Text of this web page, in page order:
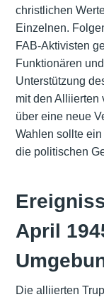
christlichen
Einzelnen.
FAB-Aktivisten
Funktionären
Unterstützung
mit den Alliierten
über eine neue
Wahlen sollte
die politischen
April
Die alliierten